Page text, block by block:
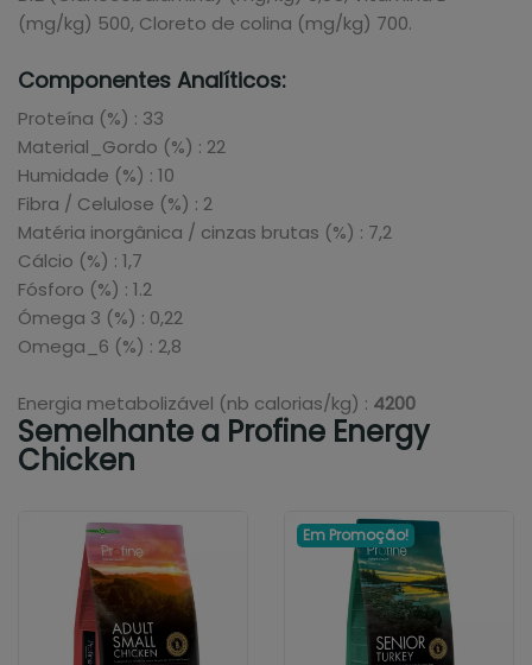
(mg/kg) 500, Cloreto de colina (mg/kg) 700.
Componentes Analíticos:
Proteína (%) : 33
Material_Gordo (%) : 22
Humidade (%) : 10
Fibra / Celulose (%) : 2
Matéria inorgânica / cinzas brutas (%) : 7,2
Cálcio (%) : 1,7
Fósforo (%) : 1.2
Ómega 3 (%) : 0,22
Omega_6 (%) : 2,8
Energia metabolizável (nb calorias/kg) : 4200
Semelhante a Profine Energy
Chicken
Em Promoção!